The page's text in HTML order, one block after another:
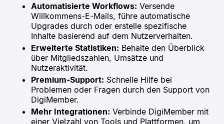
Automatisierte Workflows: Versende
Willkommens-E-Mails, führe automatische
Upgrades durch oder erstelle spezifische
Inhalte basierend auf dem Nutzerverhalten.
Erweiterte Statistiken: Behalte den Überblick
über Mitgliedszahlen, Umsätze und
Nutzeraktivität.
Premium-Support: Schnelle Hilfe bei
Problemen oder Fragen durch den Support von
DigiMember.
Mehr Integrationen: Verbinde DigiMember mit
einer Vielzahl von Tools und Plattformen, um